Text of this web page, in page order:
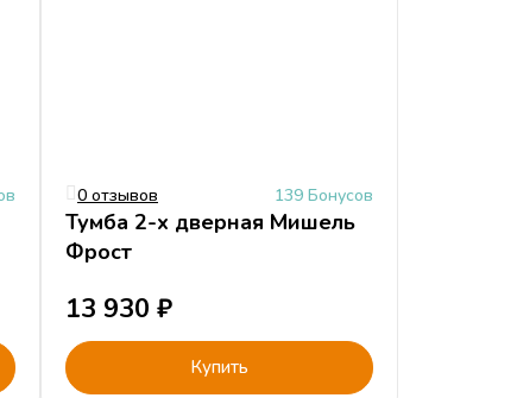
0 отзывов 139 Бонусов
Тумба 2-х дверная Мишель
Фрост
13 930 ₽
Купить